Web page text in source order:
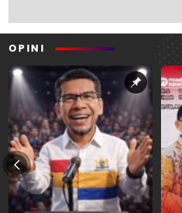
OPINI